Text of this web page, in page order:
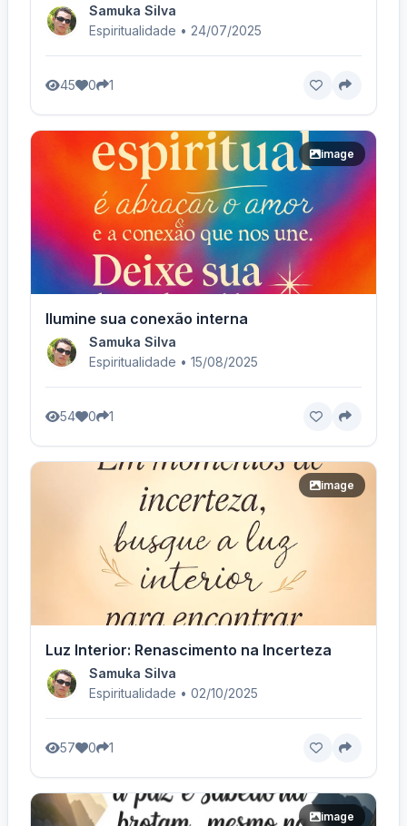
Samuka Silva
Espiritualidade • 24/07/2025
45 0 1
image
Ilumine sua conexão interna
Samuka Silva
Espiritualidade • 15/08/2025
54 0 1
image
Luz Interior: Renascimento na Incerteza
Samuka Silva
Espiritualidade • 02/10/2025
57 0 1
image